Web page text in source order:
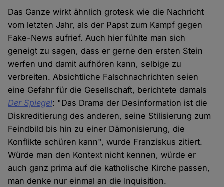
Das Ganze wirkt ähnlich grotesk wie die Nachricht
vom letzten Jahr, als der Papst zum Kampf gegen
Fake-News aufrief. Auch hier fühlte man sich
geneigt zu sagen, dass er gerne den ersten Stein
werfen und damit aufhören kann, selbige zu
verbreiten. Absichtliche Falschnachrichten seien
eine Gefahr für die Gesellschaft, berichtete damals
Der Spiegel: "Das Drama der Desinformation ist die
Diskreditierung des anderen, seine Stilisierung zum
Feindbild bis hin zu einer Dämonisierung, die
Konflikte schüren kann", wurde Franziskus zitiert.
Würde man den Kontext nicht kennen, würde er
auch ganz prima auf die katholische Kirche passen,
man denke nur einmal an die Inquisition.